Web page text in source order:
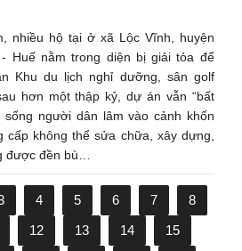
nhiều hộ tại ở xã Lộc Vĩnh, huyện
Huế nằm trong diện bị giải tỏa để
Khu du lịch nghỉ dưỡng, sân golf
hơn một thập kỷ, dự án vẫn “bất
sống người dân lâm vào cảnh khốn
cấp không thể sửa chữa, xây dựng,
được đền bù…
4 5 6 7
8
12 13 14
15